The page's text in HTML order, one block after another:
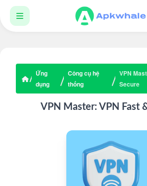
Ứng
dụng
Công cụ hệ
thống
VPN
Secure
VPN Master: VPN Fast